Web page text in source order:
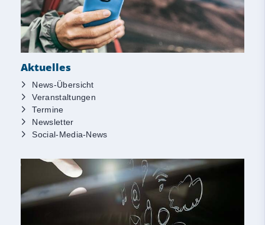
Aktuelles
News-Übersicht
Veranstaltungen
Termine
Newsletter
Social-Media-News